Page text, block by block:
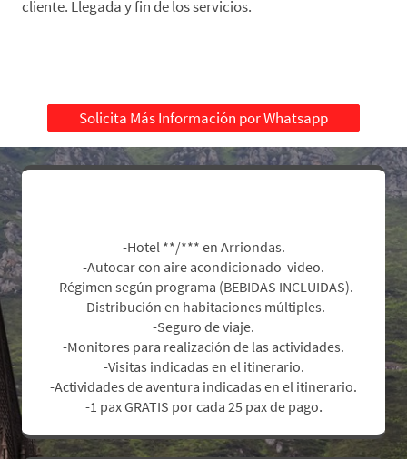
cliente. Llegada y fin de los servicios.
Solicita Más Información por Whatsapp
-Hotel **/*** en Arriondas.
-Autocar con aire acondicionado video.
-Régimen según programa (BEBIDAS INCLUIDAS).
-Distribución en habitaciones múltiples.
-Seguro de viaje.
-Monitores para realización de las actividades.
-Visitas indicadas en el itinerario.
-Actividades de aventura indicadas en el itinerario.
-1 pax GRATIS por cada 25 pax de pago.